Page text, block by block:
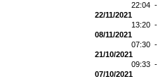
22:04 -
22/11/2021
13:20 -
08/11/2021
07:30 -
21/10/2021
09:33 -
07/10/2021